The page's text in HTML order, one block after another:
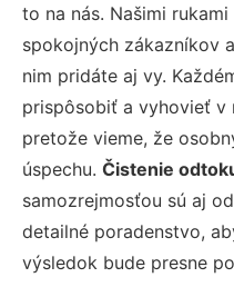
to na nás. Našimi
spokojných zákazníkov
nim pridáte aj vy.
prispôsobiť a vyhovieť v
pretože vieme, že
úspechu. Čistenie
samozrejmosťou sú aj
detailné poradenstvo,
výsledok bude presne